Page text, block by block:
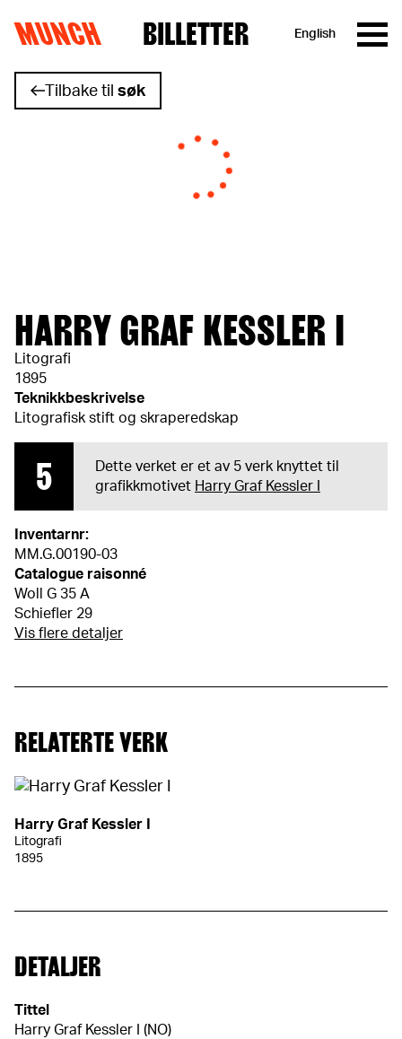
Hopp til innhold
MUNCH BILLETTER English
Tilbake til søk
HARRY GRAF KESSLER I
Litografi
1895
Teknikkbeskrivelse
Litografisk stift og skraperedskap
5
Dette verket er et av 5 verk knyttet til
grafikkmotivet Harry Graf Kessler I
Inventarnr:
MM.G.00190-03
Catalogue raisonné
Woll G 35 A
Schiefler 29
Vis flere detaljer
RELATERTE VERK
Harry Graf Kessler I
Litografi
1895
DETALJER
Tittel
Harry Graf Kessler I (NO)